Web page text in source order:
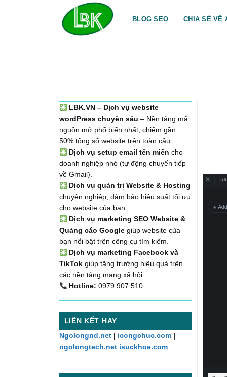
BLOG SEO CHIA SẺ VỀ
LBK.VN – Dịch vụ website
wordPress chuyên sâu – Nền tảng mã
nguồn mở phổ biến nhất, chiếm gần
50% tổng số website trên toàn cầu.
Dịch vụ setup email tên miền cho
doanh nghiệp nhỏ (tự động chuyển tiếp
về Gmail).
Dịch vụ quản trị Website & Hosting
chuyên nghiệp, đảm bảo hiệu suất tối ưu
cho website của bạn.
Dịch vụ marketing SEO Website &
Quảng cáo Googlegiúp website của
bạn nổi bật trên công cụ tìm kiếm.
Dịch vụ marketing Facebook và
TikTokgiúp tăng trưởng hiệu quả trên
các nền tảng mạng xã hội.
Hotline: 0979 907 510
LIÊN KẾT HAY
Ngolongnd.net| icongchuc.com|
ngolongtech.net isuckhoe.com